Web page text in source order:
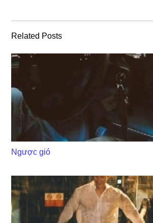
Related Posts
Ngược gió